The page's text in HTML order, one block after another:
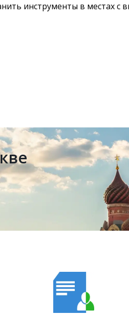
инструменты в местах с